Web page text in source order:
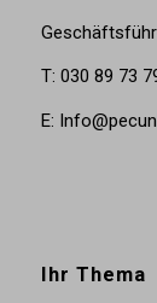
T: 030 89 73
E:
Ihr Thema